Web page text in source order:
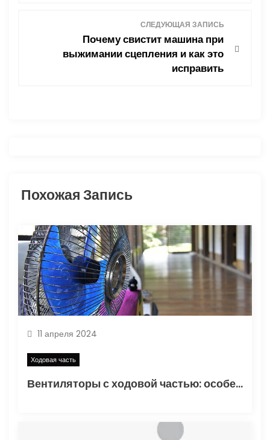
п
з
а
п
и
с
я
СЛЕДУЮЩАЯ ЗАПИСЬ
Почему свистит машина при
выжимании сцепления и как это
исправить
Похожая Запись
11 апреля 2024
Ходовая часть
Вентиляторы с ходовой частью: особенности и преимущества